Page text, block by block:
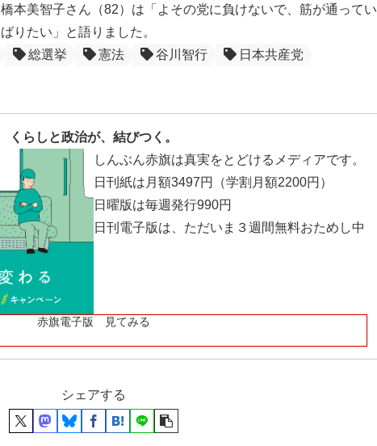
本美智子さん（82）は「よその党に負けないで、筋が通ってい
りたい」と語りました。
総選挙 憲法 谷川智行
日本共産党
くらしと政治が、結びつく。
しんぶん赤旗は真実をとどけるメディアです。
日刊紙は月額3497円（学割月額2200円）
日曜版は毎週発行990円
日刊電子版は、ただいま３週間無料おためし中
赤旗電子版 見てみる
シェアする